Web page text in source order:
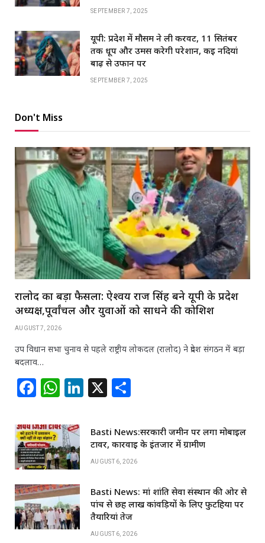
SEPTEMBER 7, 2025
यूपी: प्रदेश में मौसम ने ली करवट, 11 सितंबर
तक धूप और उमस करेगी परेशान, कई नदियां
बाढ़ से उफान पर
SEPTEMBER 7, 2025
Don't Miss
रालोद का बड़ा फैसला: ऐश्वर्य राज सिंह बने यूपी के प्रदेश
अध्यक्ष,पूर्वांचल और युवाओं को साधने की कोशिश
AUGUST 7, 2026
उप विधान सभा चुनाव से पहले राष्ट्रीय लोकदल (रालोद) ने प्रदेश संगठन में बड़ा
बदलाव…
F
c
e
b
o
o
k
W
at
s
A
p
p
Li
k
e
dI
n
X
ar
e
Basti News:सरकारी जमीन पर लगा मोबाइल
टावर, कार्रवाई के इंतजार में ग्रामीण
AUGUST 6, 2026
Basti News: मां शांति सेवा संस्थान की ओर से
पांच से छह लाख कांवड़ियों के लिए फुटहिया पर
तैयारियां तेज
AUGUST 6, 2026